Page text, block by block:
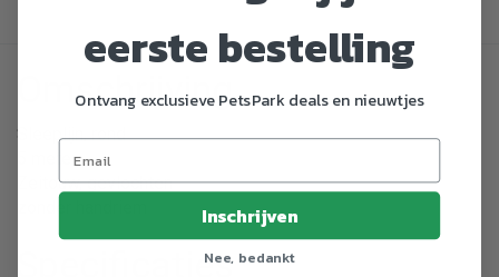
Omschrijving
Sleeplijn, rond
5 meter
Zeitouw, gevlochten
Specificaties
eerste bestelling
Ontvang exclusieve PetsPark deals en nieuwtjes
Inschrijven
Nee, bedankt